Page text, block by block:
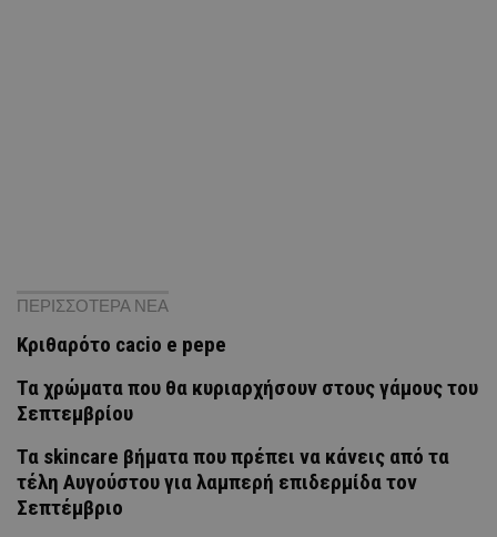
ΠΕΡΙΣΣΟΤΕΡΑ ΝΕΑ
Κριθαρότο cacio e pepe
Τα χρώματα που θα κυριαρχήσουν στους γάμους του
Σεπτεμβρίου
Τα skincare βήματα που πρέπει να κάνεις από τα
τέλη Αυγούστου για λαμπερή επιδερμίδα τον
Σεπτέμβριο